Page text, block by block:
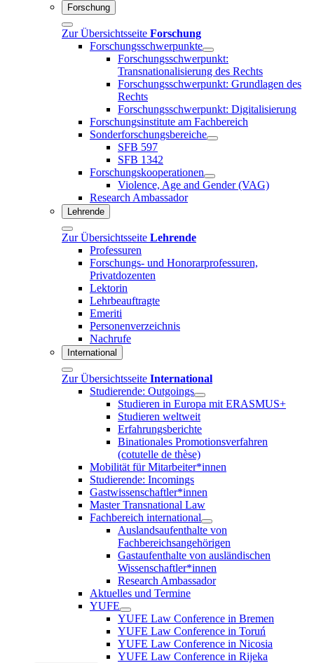
Forschung
Zur Übersichtsseite Forschung
Forschungsschwerpunkte
Forschungsschwerpunkt:
Transnationalisierung des Rechts
Forschungsschwerpunkt: Grundlagen des
Rechts
Forschungsschwerpunkt: Digitalisierung
Forschungsinstitute am Fachbereich
Sonderforschungsbereiche
SFB 597
SFB 1342
Forschungskooperationen
Violence, Age and Gender (VAG)
Research Ambassador
Lehrende
Zur Übersichtsseite Lehrende
Professuren
Forschungs- und Honorarprofessuren,
Privatdozenten
Lektorin
Lehrbeauftragte
Emeriti
Personenverzeichnis
Nachrufe
International
Zur Übersichtsseite International
Studierende: Outgoings
Studieren in Europa mit ERASMUS+
Studieren weltweit
Erfahrungsberichte
Binationales Promotionsverfahren
(cotutelle de thèse)
Mobilität für Mitarbeiter*innen
Studierende: Incomings
Gastwissenschaftler*innen
Master Transnational Law
Fachbereich international
Auslandsaufenthalte von
Fachbereichsangehörigen
Gastaufenthalte von ausländischen
Wissenschaftler*innen
Research Ambassador
Aktuelles und Termine
YUFE
YUFE Law Conference in Bremen
YUFE Law Conference in Toruń
YUFE Law Conference in Nicosia
YUFE Law Conference in Rijeka